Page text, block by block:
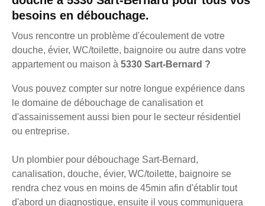
besoins en débouchage.
Vous rencontre un problème d'écoulement de votre
douche, évier, WC/toilette, baignoire ou autre dans votre
appartement ou maison à 5330 Sart-Bernard ?
Vous pouvez compter sur notre longue expérience dans
le domaine de débouchage de canalisation et
d'assainissement aussi bien pour le secteur résidentiel
ou entreprise.
Un plombier pour débouchage Sart-Bernard,
canalisation, douche, évier, WC/toilette, baignoire se
rendra chez vous en moins de 45min afin d'établir tout
d'abord un diagnostique, ensuite il vous communiquera